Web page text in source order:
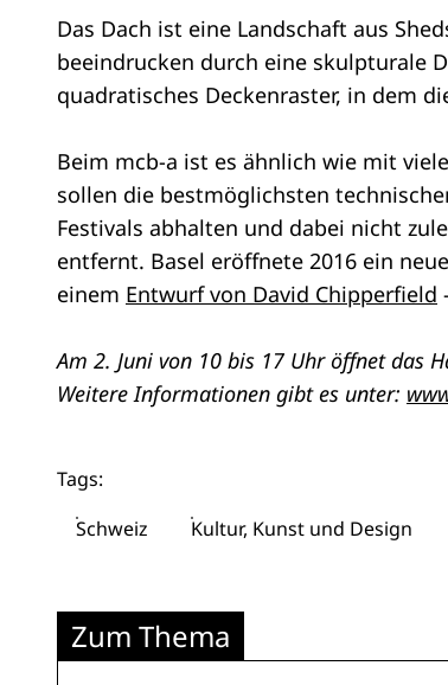
Das Dach ist eine Landschaft aus
beeindrucken durch eine skulpturale
quadratisches Deckenraster, in dem
Beim mcb-a ist es ähnlich wie mit
sollen die bestmöglichsten
Festivals abhalten und dabei nicht
entfernt. Basel eröffnete 2016 ein
einem Entwurf von David Chipperfield
Am 2. Juni von 10 bis 17 Uhr öffnet das
Weitere Informationen gibt es unter:
Tags:
Schweiz
Kultur, Kunst und Design
Zum Thema